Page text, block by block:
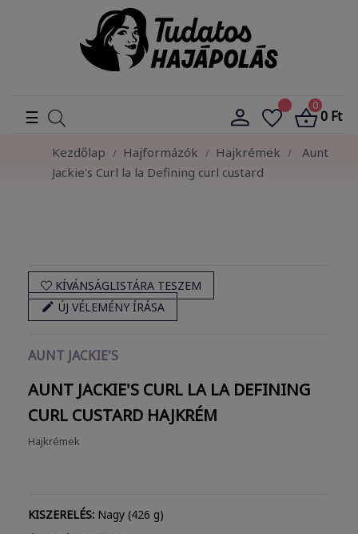
0
0 Ft
Toggle
navigation
☰
Kezdőlap Hajformázók Hajkrémek
Aunt
Jackie's Curl la la Defining curl custard
KÍVÁNSÁGLISTÁRA TESZEM
 ÚJ VÉLEMÉNY ÍRÁSA
AUNT JACKIE'S
AUNT JACKIE'S CURL LA LA DEFINING
CURL CUSTARD HAJKRÉM
Hajkrémek
KISZERELÉS: Nagy (426 g)